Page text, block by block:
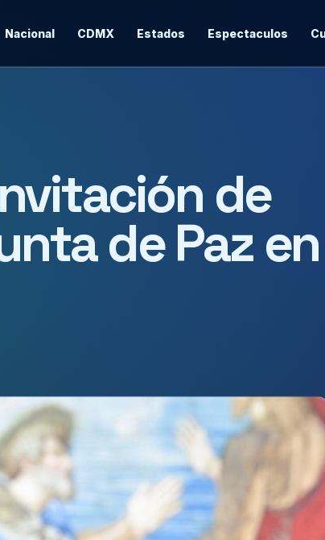
Nacional CDMX Estados Espectaculos
de
de Paz en